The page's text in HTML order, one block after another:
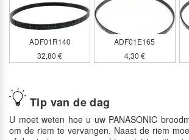
Tip van de dag
U moet weten hoe u uw PANASONIC
om de riem te vervangen. Naast de riem
ADF01R140
32,80 €
ADF01E165
4,30 €